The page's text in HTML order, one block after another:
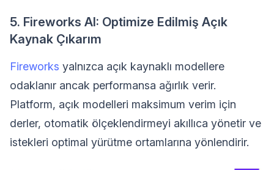
5. Fireworks AI: Optimize Edilmiş Açık
Kaynak Çıkarım
Fireworks yalnızca açık kaynaklı modellere
odaklanır ancak performansa ağırlık verir.
Platform, açık modelleri maksimum verim için
derler, otomatik ölçeklendirmeyi akıllıca yönetir ve
istekleri optimal yürütme ortamlarına yönlendirir.